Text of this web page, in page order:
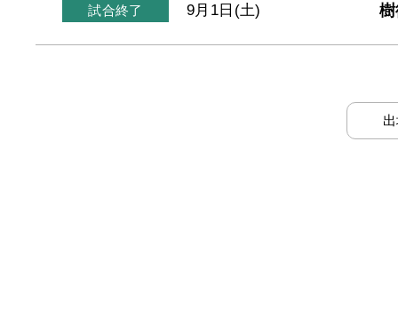
試合終了 9月1日(土)